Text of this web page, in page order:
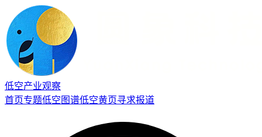
低空产业观察
首页专题低空图谱低空黄页寻求报道